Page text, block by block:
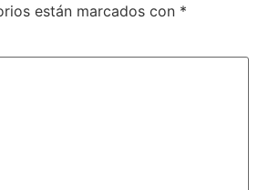
están marcados con *